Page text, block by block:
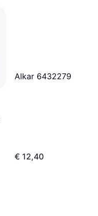
Alkar 6432279
€ 12,40